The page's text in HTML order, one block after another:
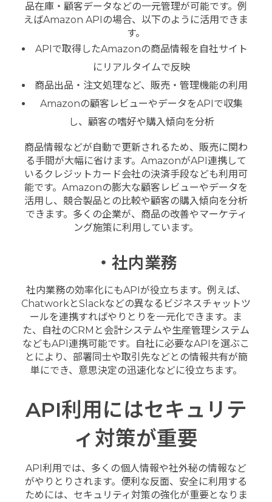
品在庫・顧客データなどの一元管理が可能です。例
えばAmazon APIの場合、以下のように活用できま
す。
APIで取得したAmazonの商品情報を自社サイト
にリアルタイムで反映
商品出品・注文処理など、販売・管理機能の利用
Amazonの顧客レビューやデータをAPIで収集
し、顧客の嗜好や購入傾向を分析
商品情報などが自動で更新されるため、販売に関わ
る手間が大幅に省けます。AmazonがAPI連携して
いるクレジットカード会社の決済手段なども利用可
能です。Amazonの膨大な顧客レビューやデータを
活用し、競合製品との比較や顧客の購入傾向を分析
できます。多くの企業が、商品の改善やマーケティ
ング施策に利用しています。
・社内業務
社内業務の効率化にもAPIが役立ちます。例えば、
ChatworkとSlackなどの異なるビジネスチャットツ
ールを連携すればやりとりを一元化できます。ま
た、自社のCRMと会計システムや生産管理システム
などもAPI連携可能です。自社に必要なAPIを選ぶこ
とにより、部署同士や取引先などとの情報共有が簡
単にでき、意思決定の迅速化などに役立ちます。
API利用にはセキュリテ
ィ対策が重要
API利用では、多くの個人情報や社外秘の情報など
がやりとりされます。便利な反面、安全に利用する
ためには、セキュリティ対策の強化が重要となりま